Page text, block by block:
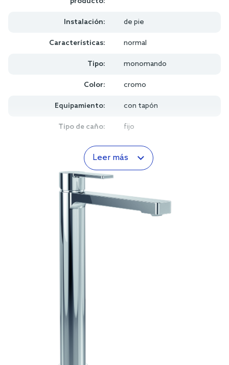
Instalación: de pie
Características: normal
Tipo: monomando
Color: cromo
Equipamiento: con tapón
Tipo de caño: fijo
Leer más